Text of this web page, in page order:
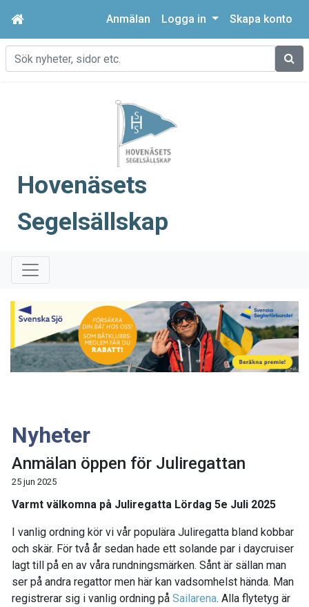
Anmälan Logga in Skapa konto
Sök
Hovenäsets
Segelsällskap
Nyheter
Anmälan öppen för Juliregattan
25 jun 2025
Varmt välkomna på Juliregatta Lördag 5e Juli 2025
I vanlig ordning kör vi vår populära Juliregatta bland kobbar
och skär. För två år sedan hade ett solande par i daycruiser
lagt till på en av våra rundningsmärken. Sånt är sällan man
ser på andra regattor men här kan vadsomhelst hända. Man
registrerar sig i vanlig ordning på Sailarena. Alla flytetyg är